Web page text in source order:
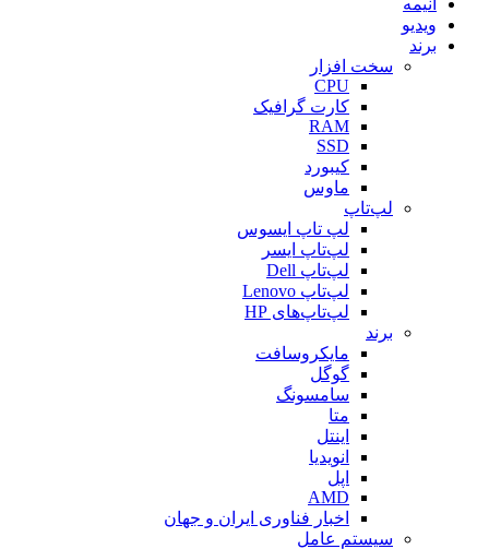
انیمه
ویدیو
برند
سخت افزار
CPU
کارت گرافیک
RAM
SSD
کیبورد
ماوس
لپ‌تاپ
لپ تاپ ایسوس
لپ‌تاپ ایسر
لپ‌تاپ Dell
لپ‌تاپ Lenovo
لپ‌تاپ‌های HP
برند
مایکروسافت
گوگل
سامسونگ
متا
اینتل
انویدیا
اپل
AMD
اخبار فناوری ایران و جهان
سیستم عامل